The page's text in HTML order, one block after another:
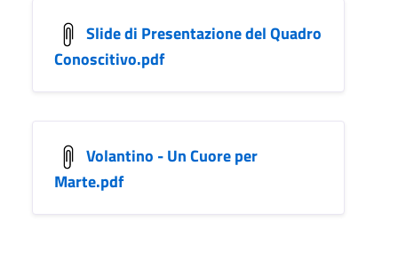
Slide di Presentazione del Quadro
Conoscitivo.pdf
Volantino - Un Cuore per
Marte.pdf